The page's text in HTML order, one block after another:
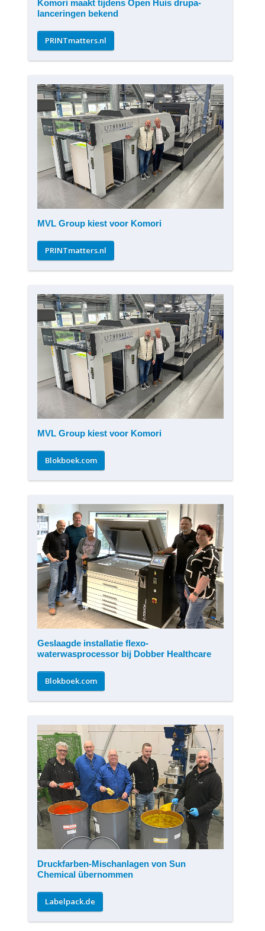
Komori maakt tijdens Open Huis drupa-
lanceringen bekend
PRINTmatters.nl
MVL Group kiest voor Komori
PRINTmatters.nl
MVL Group kiest voor Komori
Blokboek.com
Geslaagde installatie flexo-
waterwasprocessor bij Dobber Healthcare
Blokboek.com
Druckfarben-Mischanlagen von Sun
Chemical übernommen
Labelpack.de